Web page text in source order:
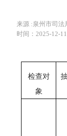
来源 :泉州市司法
时间：2025-12-
检查对
象